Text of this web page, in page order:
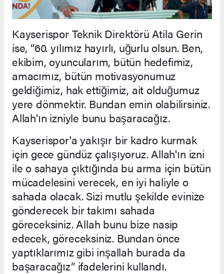
Kayserispor Teknik Direktörü Atila Gerin
ise, “60. yılımız hayırlı, uğurlu olsun. Ben,
ekibim, oyuncularım, bütün hedefimiz,
amacımız, bütün motivasyonumuz
geldiğimiz, hak ettiğimiz, ait olduğumuz
yere dönmektir. Bundan emin olabilirsiniz.
Allah'ın izniyle bunu başaracağız.
Kayserispor'a yakışır bir kadro kurmak
için gece gündüz çalışıyoruz. Allah'ın izni
ile o sahaya çıktığında bu arma için bütün
mücadelesini verecek, en iyi haliyle o
sahada olacak. Sizi mutlu şekilde evinize
gönderecek bir takımı sahada
göreceksiniz. Allah bunu bize nasip
edecek, göreceksiniz. Bundan önce
yaptıklarımız gibi inşallah burada da
başaracağız” ifadelerini kullandı.